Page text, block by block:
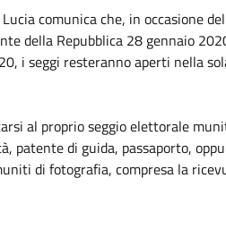
comunica che, in occasione
della Repubblica 28 gennaio
i seggi resteranno aperti nella
al proprio seggio elettorale
patente di guida, passaporto,
di fotografia, compresa la